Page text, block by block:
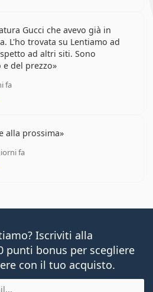
Gucci che avevo già in
L'ho trovata su Lentiamo ad
ad altri siti. Sono
del prezzo
fa
alla prossima
fa
5 di 5
Iscriviti alla
punti bonus per scegliere
con il tuo acquisto.